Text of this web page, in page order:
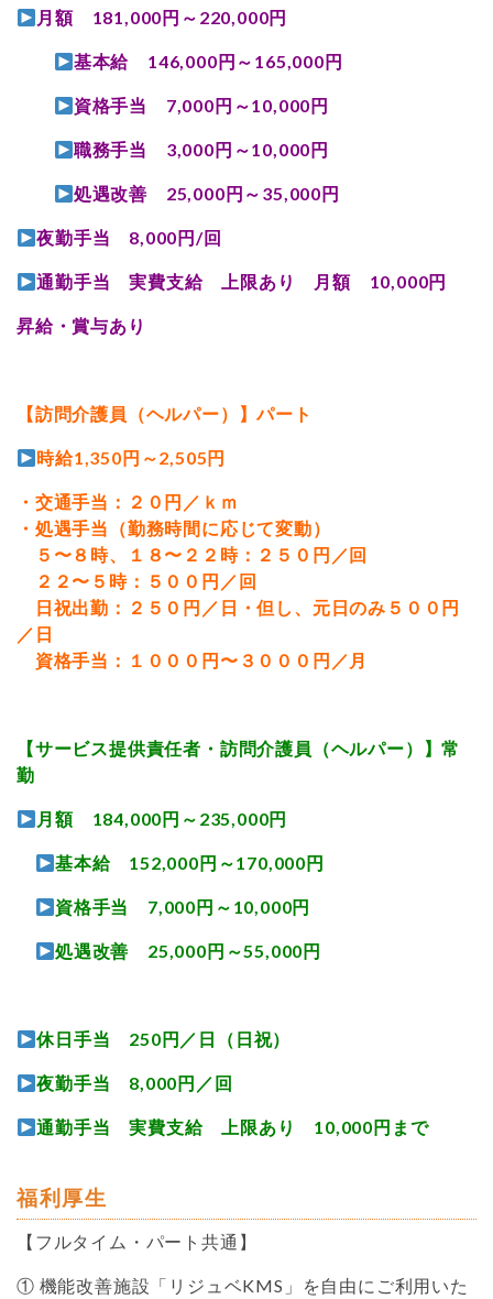
月額 181,000円～220,000円
基本給 146,000円～165,000円
資格手当 7,000円～10,000円
職務手当 3,000円～10,000円
処遇改善 25,000円～35,000円
夜勤手当 8,000円/回
通勤手当 実費支給 上限あり 月額 10,000円
昇給・賞与あり
【訪問介護員（ヘルパー）】パート
時給1,350円～2,505円
・交通手当：２０円／ｋｍ
・処遇手当（勤務時間に応じて変動）
５〜８時、１８〜２２時：２５０円／回
２２〜５時：５００円／回
日祝出勤：２５０円／日・但し、元日のみ５００円
／日
資格手当：１０００円〜３０００円／月
【サービス提供責任者・訪問介護員（ヘルパー）】常
勤
月額 184,000円～235,000円
基本給 152,000円～170,000円
資格手当 7,000円～10,000円
処遇改善 25,000円～55,000円
休日手当 250円／日（日祝）
夜勤手当 8,000円／回
通勤手当 実費支給 上限あり 10,000円まで
福利厚生
【フルタイム・パート共通】
① 機能改善施設「リジュベKMS」を自由にご利用いた